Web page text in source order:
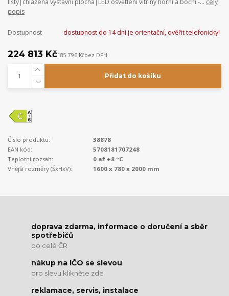
lišty|chlazená výstavní plocha|LED osvětlení vitríny horní a boční -... celý
popis
Dostupnost dostupnost do 14 dní je orientační, ověřit telefonicky!
224 813 Kč185 796 Kčbez DPH
Přidat do košíku
Číslo produktu:
38878
EAN kód:
5708181707248
Teplotní rozsah:
0 až +8 °C
Vnější rozměry (ŠxHxV):
1600 x 780 x 2000 mm
doprava zdarma, informace o doručení a sběr
spotřebičů
po celé ČR
nákup na IČO se slevou
pro slevu klikněte zde
reklamace, servis, instalace